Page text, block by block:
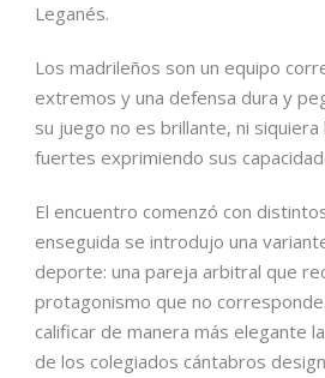
Leganés.
Los madrileños son un equipo
extremos y una defensa dura y
su juego no es brillante, ni siquiera
fuertes exprimiendo sus
El encuentro comenzó con
enseguida se introdujo una
deporte: una pareja arbitral que
protagonismo que no
calificar de manera más elegante
de los colegiados cántabros